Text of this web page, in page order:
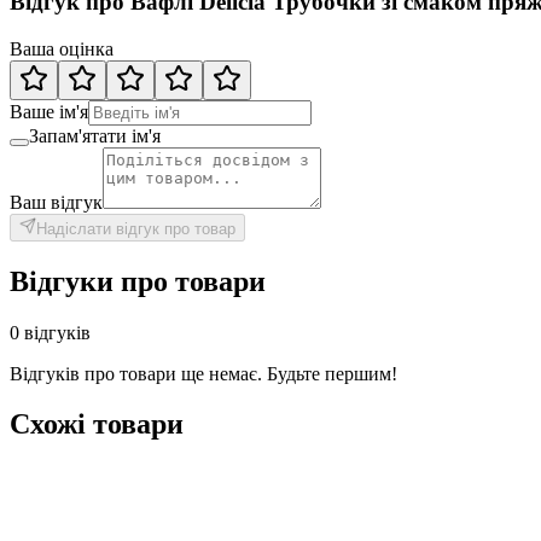
Ваша оцінка
Ваше ім'я
Запам'ятати ім'я
Ваш відгук
Надіслати відгук про товар
Відгуки про товари
0 відгуків
Відгуків про товари ще немає. Будьте першим!
Схожі товари